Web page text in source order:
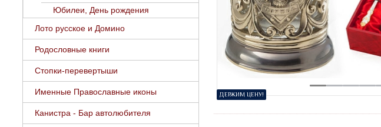
Юбилеи, День рождения
Лото русское и Домино
Родословные книги
Стопки-перевертыши
Именные Православные иконы
Канистра - Бар автолюбителя
ДЕРЖИМ ЦЕНУ!